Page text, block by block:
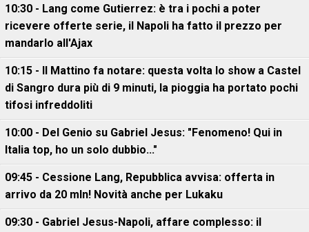
10:30 - Lang come Gutierrez: è tra i pochi a poter
ricevere offerte serie, il Napoli ha fatto il prezzo per
mandarlo all'Ajax
10:15 - Il Mattino fa notare: questa volta lo show a Castel
di Sangro dura più di 9 minuti, la pioggia ha portato pochi
tifosi infreddoliti
10:00 - Del Genio su Gabriel Jesus: "Fenomeno! Qui in
Italia top, ho un solo dubbio..."
09:45 - Cessione Lang, Repubblica avvisa: offerta in
arrivo da 20 mln! Novità anche per Lukaku
09:30 - Gabriel Jesus-Napoli, affare complesso: il